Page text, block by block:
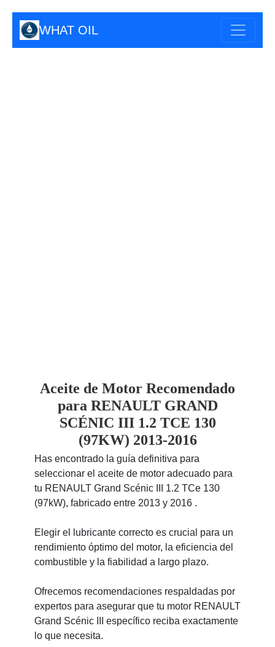
WHAT OIL
Aceite de Motor Recomendado
para RENAULT GRAND
SCÉNIC III 1.2 TCE 130
(97KW) 2013-2016
Has encontrado la guía definitiva para
seleccionar el aceite de motor adecuado para
tu RENAULT Grand Scénic III 1.2 TCe 130
(97kW), fabricado entre 2013 y 2016 .
Elegir el lubricante correcto es crucial para un
rendimiento óptimo del motor, la eficiencia del
combustible y la fiabilidad a largo plazo.
Ofrecemos recomendaciones respaldadas por
expertos para asegurar que tu motor RENAULT
Grand Scénic III específico reciba exactamente
lo que necesita.